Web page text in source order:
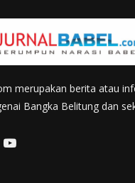
merupakan berita atau
Bangka Belitung dan